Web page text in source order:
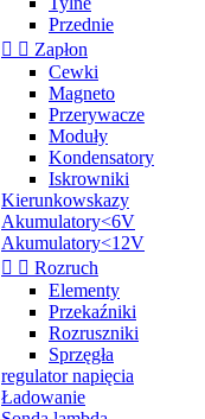
Przednie
  Zapłon
Cewki
Magneto
Przerywacze
Moduły
Kondensatory
Iskrowniki
Kierunkowskazy
Akumulatory<6V
Akumulatory<12V
  Rozruch
Elementy
Przekaźniki
Rozruszniki
Sprzęgła
regulator napięcia
Ładowanie